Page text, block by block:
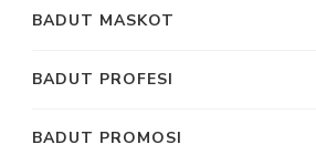
BADUT MASKOT
BADUT PROFESI
BADUT PROMOSI